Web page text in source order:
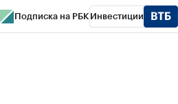
Подписка на РБК Инвестиции